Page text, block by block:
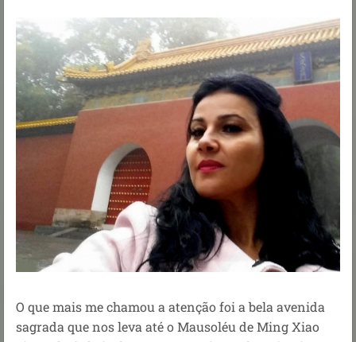
O que mais me chamou a atenção foi a bela avenida
sagrada que nos leva até o Mausoléu de Ming Xiao